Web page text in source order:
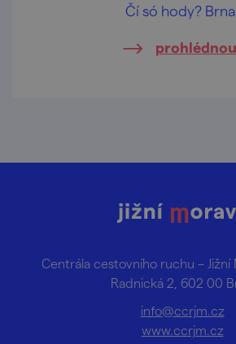
Čí só hody?
Centrála cestovního ruchu – Jižní
Radnická 2, 602 00
info@ccrjm.cz
www.ccrjm.cz